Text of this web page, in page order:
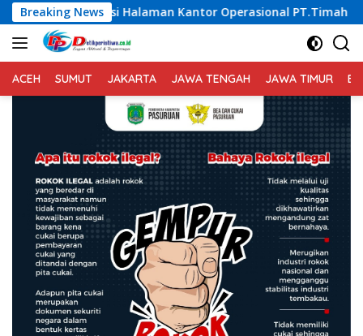
Langsung
ke
konten
Breaking News
Kantor Operasional PT.Timah Kecamatan Gantung.
ACEH SUMUT JAKARTA JAWA TENGAH JAWA TIMUR